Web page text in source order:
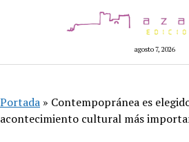
agosto 7, 2026
Portada » Contempopránea es
acontecimiento cultural más